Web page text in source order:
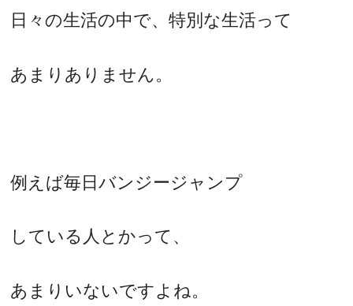
日々の生活の中で、特別な生活って
あまりありません。
例えば毎日バンジージャンプ
している人とかって、
あまりいないですよね。